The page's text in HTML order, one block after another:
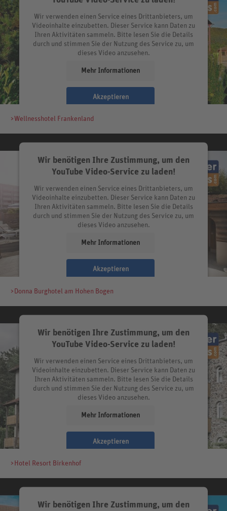
Wir verwenden einen Service eines Drittanbieters, um
Videoinhalte einzubetten. Dieser Service kann Daten zu
Ihren Aktivitäten sammeln. Bitte lesen Sie die Details
durch und stimmen Sie der Nutzung des Service zu, um
dieses Video anzusehen.
Mehr Informationen
Akzeptieren
>Wellnesshotel Frankenland
Wir benötigen Ihre Zustimmung, um den
YouTube Video-Service zu laden!
Wir verwenden einen Service eines Drittanbieters, um
Videoinhalte einzubetten. Dieser Service kann Daten zu
Ihren Aktivitäten sammeln. Bitte lesen Sie die Details
durch und stimmen Sie der Nutzung des Service zu, um
dieses Video anzusehen.
Mehr Informationen
Akzeptieren
>Donna Burghotel am Hohen Bogen
Wir benötigen Ihre Zustimmung, um den
YouTube Video-Service zu laden!
Wir verwenden einen Service eines Drittanbieters, um
Videoinhalte einzubetten. Dieser Service kann Daten zu
Ihren Aktivitäten sammeln. Bitte lesen Sie die Details
durch und stimmen Sie der Nutzung des Service zu, um
dieses Video anzusehen.
Mehr Informationen
Akzeptieren
>Hotel Resort Birkenhof
Wir benötigen Ihre Zustimmung, um den